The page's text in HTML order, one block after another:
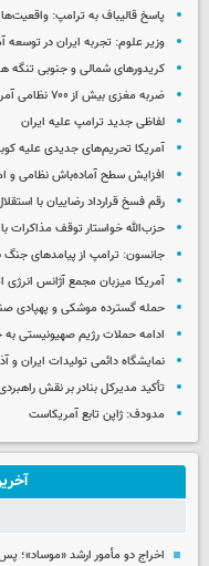
پاسخ قالیباف به ترامپ:
وزیر علوم: تجربه ایران در توسعه
کریدورهای شمالی و جنوبی
ضربه مغزی بیش از ۷۰۰ نظامی آمریکایی در حملات ایران
لفاظی جدید ترامپ علیه ایران
آمریکا تحریم‌های جدیدی علیه
افزایش سطح آماده‌باش نظامی و
رقم فسخ قرارداد رضاییان با استقلال فقط
حزب‌الله خواستار توقف مذاکرات
جانسون: ترامپ از پیامدهای جنگ
آمریکا میزبان مجمع آژانس
حمله گسترده موشکی و پهپادی
ادامه حملات رژیم صهیونیستی به
نمایشگاه دائمی تولیدات ایران و
تأکید مدیرکل بنادر بر نقش
مدودف: ژاپن تابع آمریکاست
اخراج دو مأمور ارشد «موساد»؛